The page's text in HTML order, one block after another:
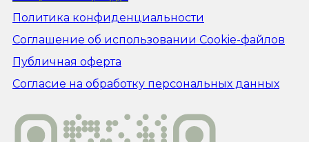
Политика конфиденциальности
Соглашение об использовании Cookie-файлов
Публичная оферта
Согласие на обработку персональных данных